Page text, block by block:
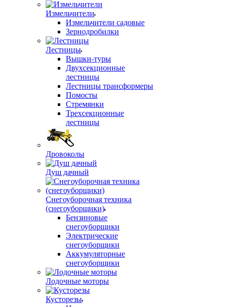
Измельчители
Измельчители садовые
Зернодробилки
Лестницы
Вышки-туры
Двухсекционные
лестницы
Лестницы трансформеры
Помосты
Стремянки
Трехсекционные
лестницы
Дровоколы
Душ дачный
Снегоуборочная техника
(снегоуборщики)
Бензиновые
снегоуборщики
Электрические
снегоуборщики
Аккумуляторные
снегоуборщики
Лодочные моторы
Кусторезы